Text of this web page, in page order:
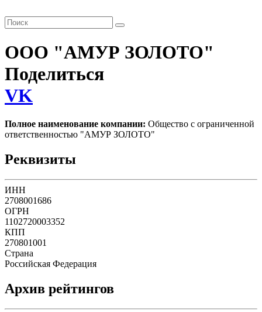
ООО "АМУР ЗОЛОТО"
Поделиться
VK
Полное наименование компании: Общество с ограниченной
ответственностью "АМУР ЗОЛОТО"
Реквизиты
ИНН
2708001686
ОГРН
1102720003352
КПП
270801001
Страна
Российская Федерация
Архив рейтингов